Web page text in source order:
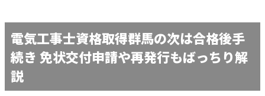
電気工事士資格取得群馬の次は合格後手
続き 免状交付申請や再発行もばっちり解
説